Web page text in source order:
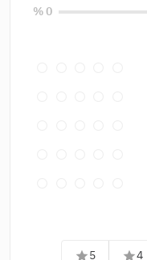
0 %
4
star
5
star